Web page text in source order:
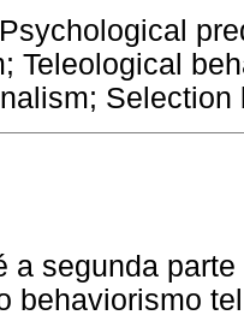
Psychological
Teleological
a segunda
behaviorismo